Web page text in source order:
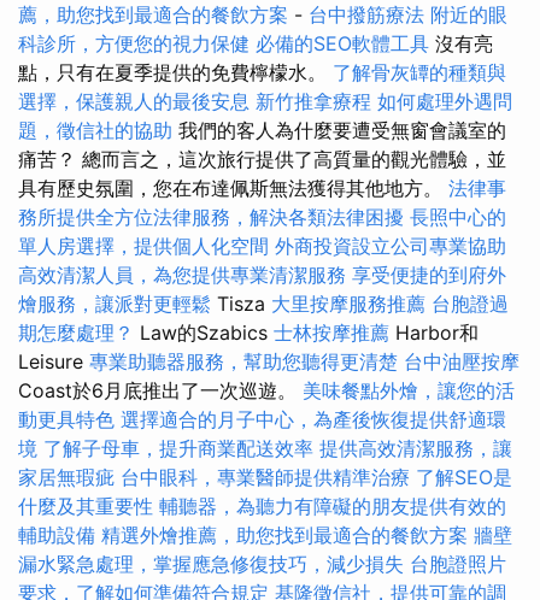
薦，助您找到最適合的餐飲方案 - 台中撥筋療法 附近的眼
科診所，方便您的視力保健 必備的SEO軟體工具 沒有亮
點，只有在夏季提供的免費檸檬水。 了解骨灰罈的種類與
選擇，保護親人的最後安息 新竹推拿療程 如何處理外遇問
題，徵信社的協助 我們的客人為什麼要遭受無窗會議室的
痛苦？ 總而言之，這次旅行提供了高質量的觀光體驗，並
具有歷史氛圍，您在布達佩斯無法獲得其他地方。 法律事
務所提供全方位法律服務，解決各類法律困擾 長照中心的
單人房選擇，提供個人化空間 外商投資設立公司專業協助
高效清潔人員，為您提供專業清潔服務 享受便捷的到府外
燴服務，讓派對更輕鬆 Tisza 大里按摩服務推薦 台胞證過
期怎麼處理？ Law的Szabics 士林按摩推薦 Harbor和
Leisure 專業助聽器服務，幫助您聽得更清楚 台中油壓按摩
Coast於6月底推出了一次巡遊。 美味餐點外燴，讓您的活
動更具特色 選擇適合的月子中心，為產後恢復提供舒適環
境 了解子母車，提升商業配送效率 提供高效清潔服務，讓
家居無瑕疵 台中眼科，專業醫師提供精準治療 了解SEO是
什麼及其重要性 輔聽器，為聽力有障礙的朋友提供有效的
輔助設備 精選外燴推薦，助您找到最適合的餐飲方案 牆壁
漏水緊急處理，掌握應急修復技巧，減少損失 台胞證照片
要求，了解如何準備符合規定 基隆徵信社，提供可靠的調